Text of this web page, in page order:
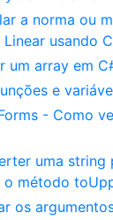
a norma ou
usando
um array em
e
- Como
uma string
o método
os